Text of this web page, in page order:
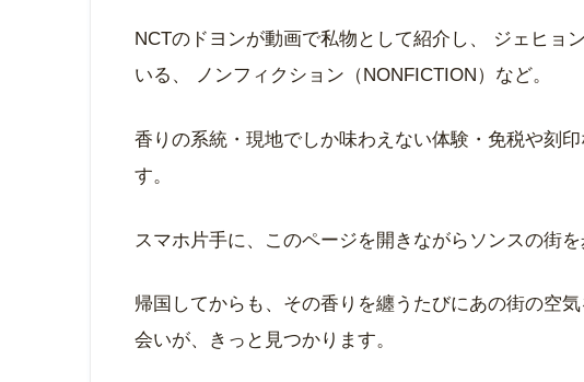
NCTのドヨンが動画で私物として紹介し、 ジェヒョ
いる、 ノンフィクション（NONFICTION）など。
香りの系統・現地でしか味わえない体験・免税や刻
す。
スマホ片手に、このページを開きながらソンスの街を
帰国してからも、その香りを纏うたびにあの街の空
会いが、きっと見つかります。